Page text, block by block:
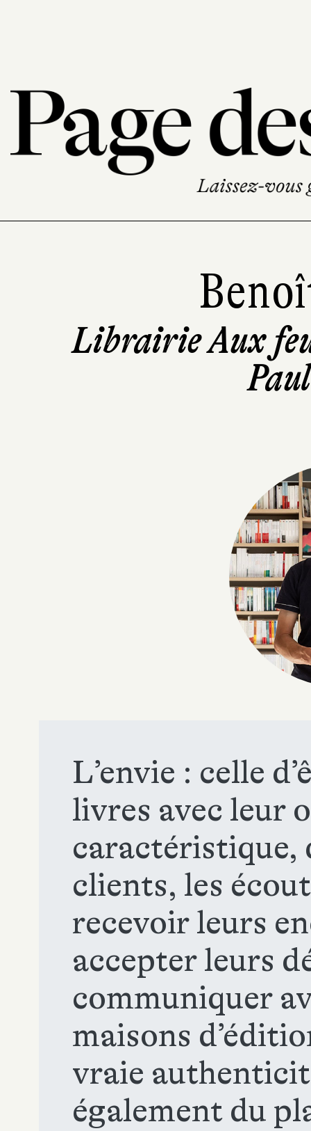
Librairie Aux
L’envie : celle
livres avec leur
caractéristique,
clients, les
recevoir leurs
accepter leurs
communiquer
maisons
vraie
également du